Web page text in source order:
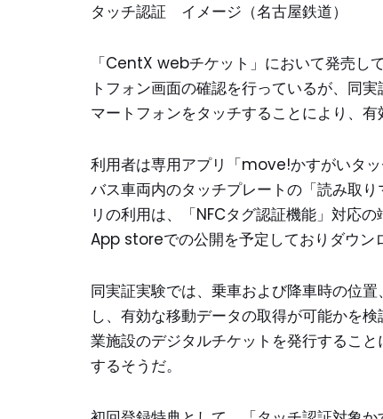
タッチ認証 イメージ（名古屋鉄道）
「CentX webチケット」において発売し
トフォン画面の確認を行っているが、同
マートフォンをタッチすることにより、
利用者は専用アプリ「move!かすがいタッ
バス車両内のタッチプレートの「読み取
リの利用は、「NFCタグ認証機能」対応
App storeでの公開を予定しておりダウン
同実証実験では、乗車および降車時の位
し、有効な移動データの取得が可能かを
業施設のデジタルチケットを発行するこ
するそうだ。